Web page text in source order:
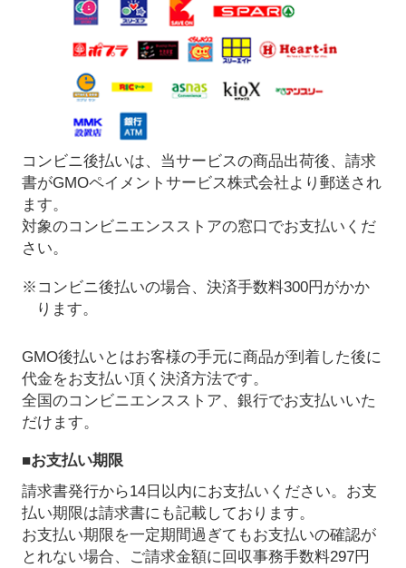
コンビニ後払いは、当サービスの商品出荷後、請求
書がGMOペイメントサービス株式会社より郵送され
ます。
対象のコンビニエンスストアの窓口でお支払いくだ
さい。
※コンビニ後払いの場合、決済手数料300円がかか
ります。
GMO後払いとはお客様の手元に商品が到着した後に
代金をお支払い頂く決済方法です。
全国のコンビニエンスストア、銀行でお支払いいた
だけます。
■お支払い期限
請求書発行から14日以内にお支払いください。お支
払い期限は請求書にも記載しております。
お支払い期限を一定期間過ぎてもお支払いの確認が
とれない場合、ご請求金額に回収事務手数料297円